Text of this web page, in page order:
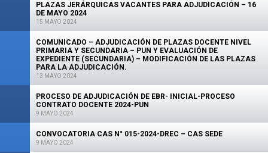
PLAZAS JERÁRQUICAS VACANTES PARA ADJUDICACIÓN – 16
DE MAYO 2024
15 MAYO 2024
COMUNICADO – ADJUDICACIÓN DE PLAZAS DOCENTE NIVEL
PRIMARIA Y SECUNDARIA – PUN Y EVALUACIÓN DE
EXPEDIENTE (SECUNDARIA) – MODIFICACIÓN DE LAS PLAZAS
PARA LA ADJUDICACIÓN.
13 MAYO 2024
PROCESO DE ADJUDICACIÓN DE EBR- INICIAL-PROCESO
CONTRATO DOCENTE 2024-PUN
9 MAYO 2024
CONVOCATORIA CAS N° 015-2024-DREC – CAS SEDE
9 MAYO 2024